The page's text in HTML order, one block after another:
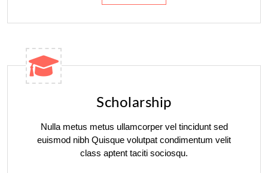
Scholarship
Nulla metus metus ullamcorper vel tincidunt sed
euismod nibh Quisque volutpat condimentum velit
class aptent taciti sociosqu.